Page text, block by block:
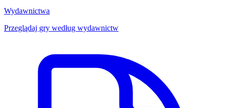
Wydawnictwa
Przeglądaj gry według wydawnictw